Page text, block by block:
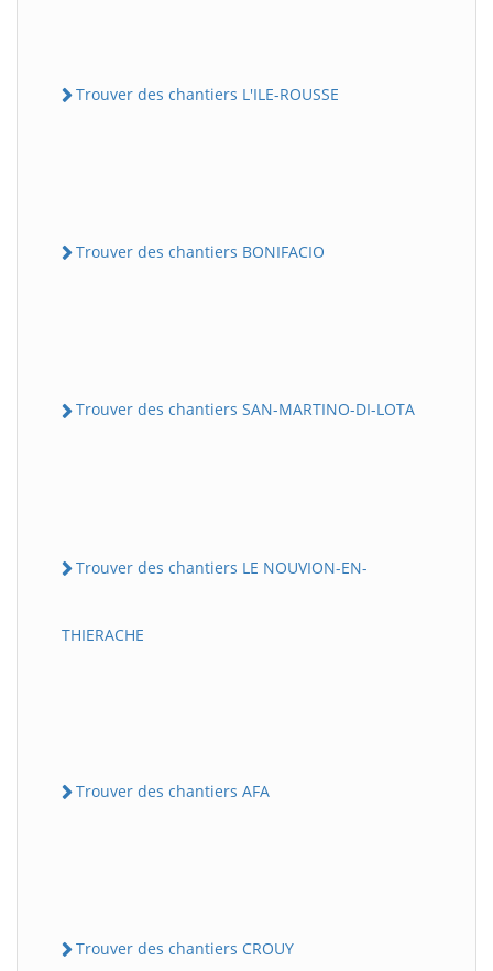
Trouver des chantiers L'ILE-ROUSSE
Trouver des chantiers BONIFACIO
Trouver des chantiers SAN-MARTINO-DI-LOTA
Trouver des chantiers LE NOUVION-EN-
THIERACHE
Trouver des chantiers AFA
Trouver des chantiers CROUY